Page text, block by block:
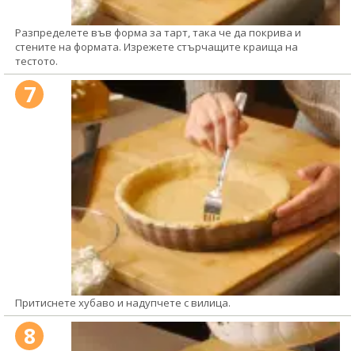
Разпределете във форма за тарт, така че да покрива и
стените на формата. Изрежете стърчащите краища на
тестото.
7
Притиснете хубаво и надупчете с вилица.
8